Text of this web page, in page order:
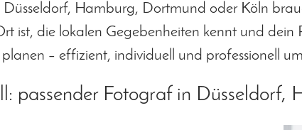
Hamburg, Dortmund oder Köln
ist, die lokalen Gegebenheiten kennt und
– effizient, individuell und professionell
passender Fotograf in Düsseldorf,